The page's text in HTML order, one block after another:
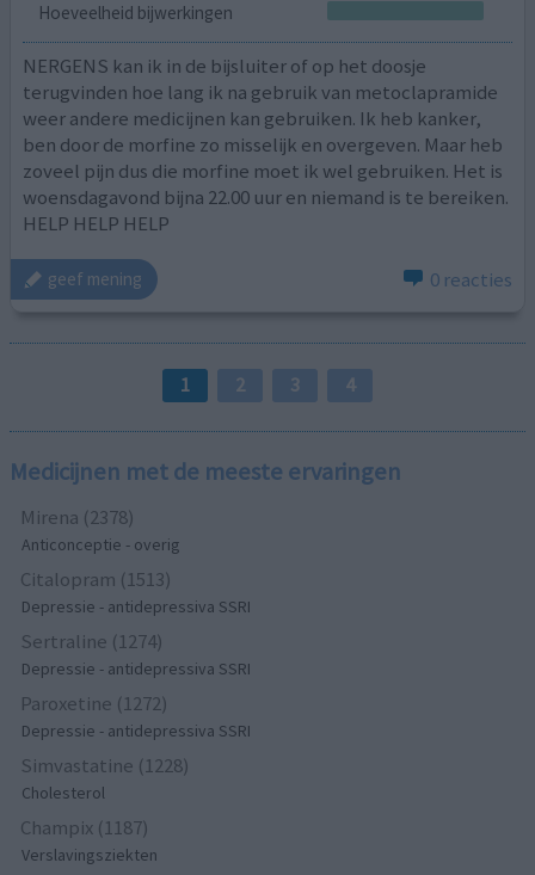
Hoeveelheid bijwerkingen
NERGENS kan ik in de bijsluiter of op het doosje
terugvinden hoe lang ik na gebruik van metoclapramide
weer andere medicijnen kan gebruiken. Ik heb kanker,
ben door de morfine zo misselijk en overgeven. Maar heb
zoveel pijn dus die morfine moet ik wel gebruiken. Het is
woensdagavond bijna 22.00 uur en niemand is te bereiken.
HELP HELP HELP
geef mening 0 reacties
1 2 3 4
Medicijnen met de meeste ervaringen
Mirena (2378)
Anticonceptie - overig
Citalopram (1513)
Depressie - antidepressiva SSRI
Sertraline (1274)
Depressie - antidepressiva SSRI
Paroxetine (1272)
Depressie - antidepressiva SSRI
Simvastatine (1228)
Cholesterol
Champix (1187)
Verslavingsziekten